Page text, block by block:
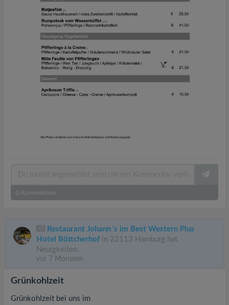
0 Kommentare
Restaurant Johann´s im Best Western Plus
Hotel Böttcherhof in 22113 Hamburg hat
Neuigkeiten.
vor 7 Monaten
Grünkohlzeit
Grünkohlzeit bei uns im